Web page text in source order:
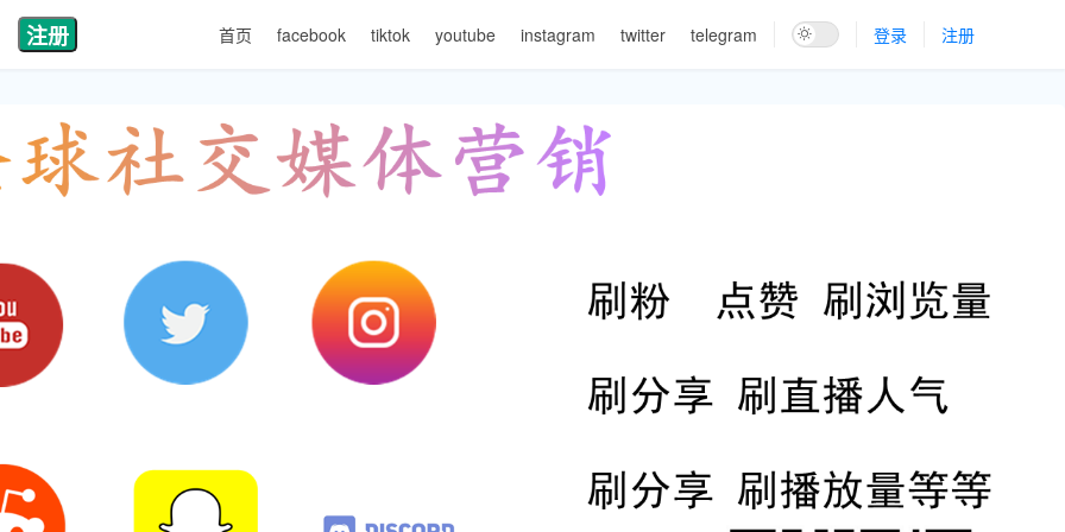
注册 首页 facebook tiktok youtube instagram twitter telegram 登录 注册